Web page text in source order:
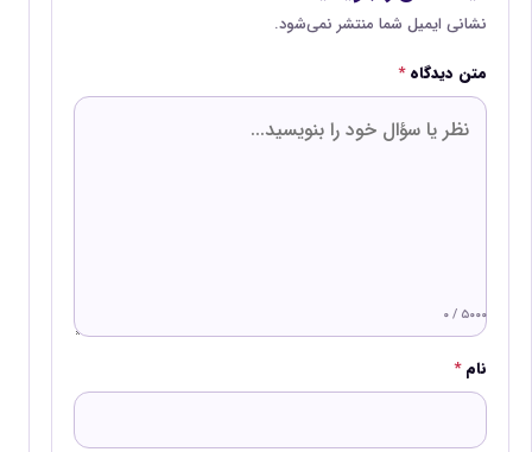
نشانی ایمیل شما منتشر نمی‌شود.
متن دیدگاه*
۰ / ۵۰۰۰
نام*